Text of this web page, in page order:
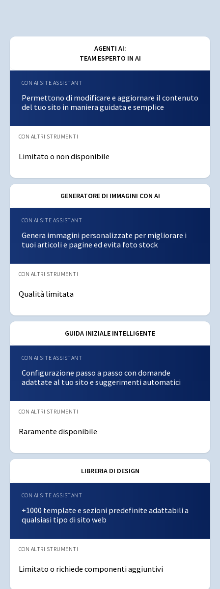
AGENTI AI:
TEAM ESPERTO IN AI
Permettono di modificare e aggiornare il contenuto
del tuo sito in maniera guidata e semplice
Limitato o non disponibile
GENERATORE DI IMMAGINI CON AI
Genera immagini personalizzate per migliorare i
tuoi articoli e pagine ed evita foto stock
Qualità limitata
GUIDA INIZIALE INTELLIGENTE
Configurazione passo a passo con domande
adattate al tuo sito e suggerimenti automatici
Raramente disponibile
LIBRERIA DI DESIGN
+1000 template e sezioni predefinite adattabili a
qualsiasi tipo di sito web
Limitato o richiede componenti aggiuntivi